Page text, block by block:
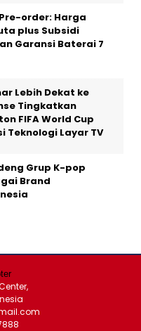
order: Harga
plus Subsidi
Garansi Baterai 7
Lebih Dekat ke
Tingkatkan
FIFA World Cup
Teknologi Layar TV
Grup K-pop
Brand